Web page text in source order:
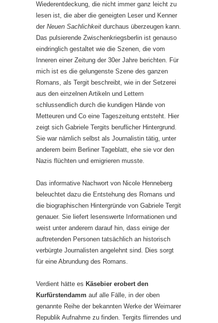
Wiederentdeckung, die nicht immer ganz leicht zu
lesen ist, die aber die geneigten Leser und Kenner
der Neuen Sachlichkeit durchaus überzeugen kann.
Das pulsierende Zwischenkriegsberlin ist genauso
eindringlich gestaltet wie die Szenen, die vom
Inneren einer Zeitung der 30er Jahre berichten. Für
mich ist es die gelungenste Szene des ganzen
Romans, als Tergit beschreibt, wie in der Setzerei
aus den einzelnen Artikeln und Lettern
schlussendlich durch die kundigen Hände von
Metteuren und Co eine Tageszeitung entsteht. Hier
zeigt sich Gabriele Tergits beruflicher Hintergrund.
Sie war nämlich selbst als Journalistin tätig, unter
anderem beim Berliner Tageblatt, ehe sie vor den
Nazis flüchten und emigrieren musste.
Das informative Nachwort von Nicole Henneberg
beleuchtet dazu die Entstehung des Romans und
die biographischen Hintergründe von Gabriele Tergit
genauer. Sie liefert lesenswerte Informationen und
weist unter anderem darauf hin, dass einige der
auftretenden Personen tatsächlich an historisch
verbürgte Journalisten angelehnt sind. Dies sorgt
für eine Abrundung des Romans.
Verdient hätte es Käsebier erobert den
Kurfürstendamm auf alle Fälle, in der oben
genannte Reihe der bekannten Werke der Weimarer
Republik Aufnahme zu finden. Tergits flirrendes und